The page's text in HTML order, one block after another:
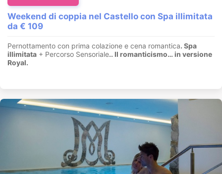
Weekend di coppia nel Castello con Spa illimitata
da € 109
Pernottamento con prima colazione e cena romantica. Spa
illimitata + Percorso Sensoriale.. Il romanticismo… in versione
Royal.